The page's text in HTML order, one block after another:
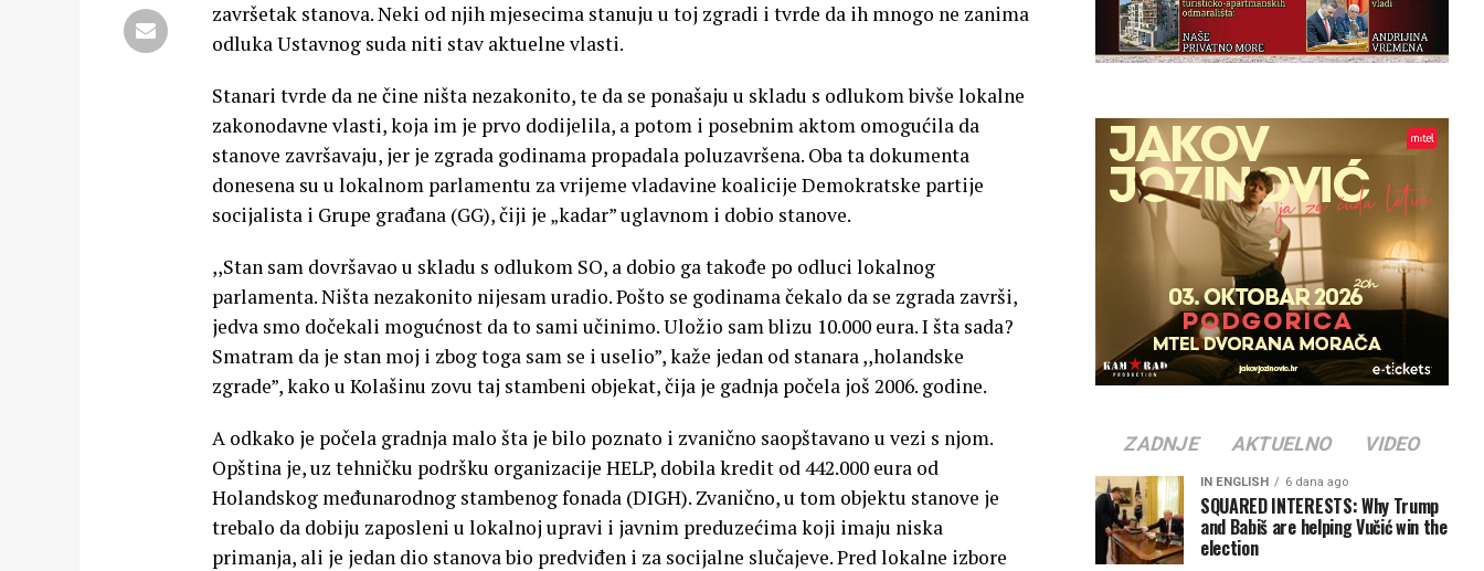
završetak stanova. Neki od njih mjesecima stanuju u toj zgradi i tvrde da ih mnogo ne zanima
odluka Ustavnog suda niti stav aktuelne vlasti.
Stanari tvrde da ne čine ništa nezakonito, te da se ponašaju u skladu s odlukom bivše lokalne
zakonodavne vlasti, koja im je prvo dodijelila, a potom i posebnim aktom omogućila da
stanove završavaju, jer je zgrada godinama propadala poluzavršena. Oba ta dokumenta
donesena su u lokalnom parlamentu za vrijeme vladavine koalicije Demokratske partije
socijalista i Grupe građana (GG), čiji je „kadar” uglavnom i dobio stanove.
,,Stan sam dovršavao u skladu s odlukom SO, a dobio ga takođe po odluci lokalnog
parlamenta. Ništa nezakonito nijesam uradio. Pošto se godinama čekalo da se zgrada završi,
jedva smo dočekali mogućnost da to sami učinimo. Uložio sam blizu 10.000 eura. I šta sada?
Smatram da je stan moj i zbog toga sam se i uselio”, kaže jedan od stanara ,,holandske
zgrade”, kako u Kolašinu zovu taj stambeni objekat, čija je gadnja počela još 2006. godine.
A odkako je počela gradnja malo šta je bilo poznato i zvanično saopštavano u vezi s njom.
Opština je, uz tehničku podršku organizacije HELP, dobila kredit od 442.000 eura od
Holandskog međunarodnog stambenog fonada (DIGH). Zvanično, u tom objektu stanove je
trebalo da dobiju zaposleni u lokalnoj upravi i javnim preduzećima koji imaju niska
primanja, ali je jedan dio stanova bio predviđen i za socijalne slučajeve. Pred lokalne izbore
ZADNJE AKTUELNO VIDEO
IN ENGLISH 6 dana ago
SQUARED INTERESTS: Why Trump
and Babiš are helping Vučić win the
election